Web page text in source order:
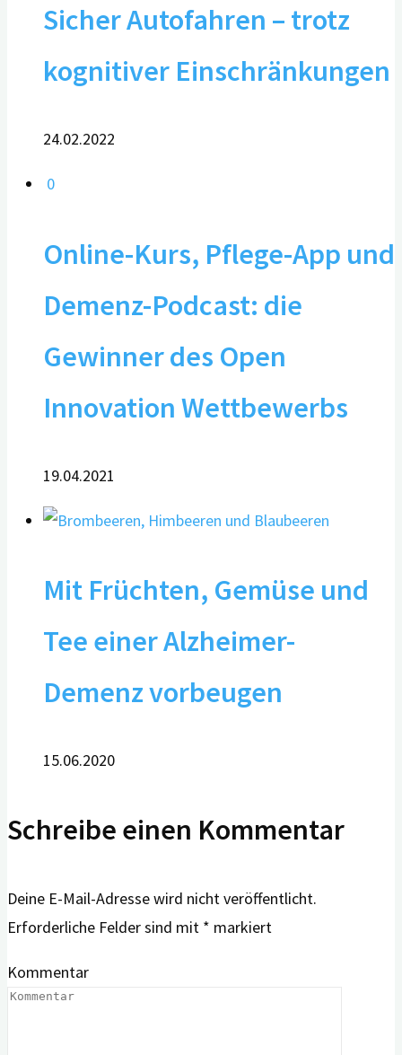
Sicher Autofahren – trotz
kognitiver Einschränkungen
24.02.2022
0
Online-Kurs, Pflege-App und
Demenz-Podcast: die
Gewinner des Open
Innovation Wettbewerbs
19.04.2021
Mit Früchten, Gemüse und
Tee einer Alzheimer-
Demenz vorbeugen
15.06.2020
Schreibe einen Kommentar
Deine E-Mail-Adresse wird nicht veröffentlicht.
Erforderliche Felder sind mit * markiert
Kommentar